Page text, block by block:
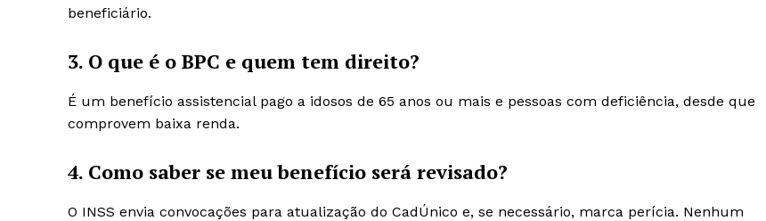
beneficiário.
3. O que é o BPC e quem tem direito?
É um benefício assistencial pago a idosos de 65 anos ou mais e pessoas com deficiência, desde que
comprovem baixa renda.
4. Como saber se meu benefício será revisado?
O INSS envia convocações para atualização do CadÚnico e, se necessário, marca perícia. Nenhum